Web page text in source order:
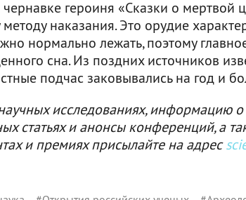
героиня «Сказки о мертвой
наказания. Это орудие
нормально лежать, поэтому
сна. Из поздних источников
подчас заковывались на год и
исследованиях, информацию
статьях и анонсы конференций, а
и премиях присылайте на адрес